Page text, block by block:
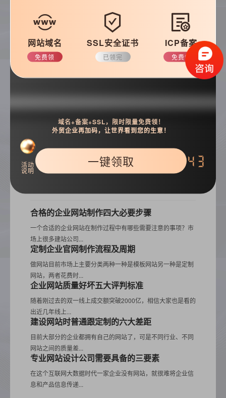
常见问题
建站技巧
公司动态
搜索
合格的企业网站制作四大必要步骤
一个合适的企业网站在制作过程中有哪些需要注意的事项？市
场上很多建站公司...
定制企业官网制作流程及周期
做网站目前市场上主要分类两种一种是模板网站另一种是定制
网站，两者花费时...
企业网站质量好坏五大评判标准
随着刚过去的双一线上成交额突破2000亿，相信大家也是看的
出近几年线上...
建设网站时普通跟定制的六大差距
目前大部分的企业都拥有自己的网站了，可是不同行业、不同
网站之间的质量差...
专业网站设计公司需要具备的三要素
在这个互联网大数据时代一家企业没有网站，就很难将企业信
息和产品信息传递...
网站域名
免费领
SSL安全证书
已领完
ICP备案
免费领
活动
说明
域名+备案+SSL，限时限量免费领！
外贸企业再加码，让世界看到您的生意！
一键领取 42